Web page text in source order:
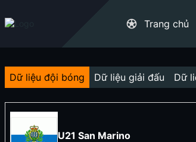
Trang chủ
Dữ liệu đội bóng Dữ liệu giải đấu Dữ
U21 San Marino